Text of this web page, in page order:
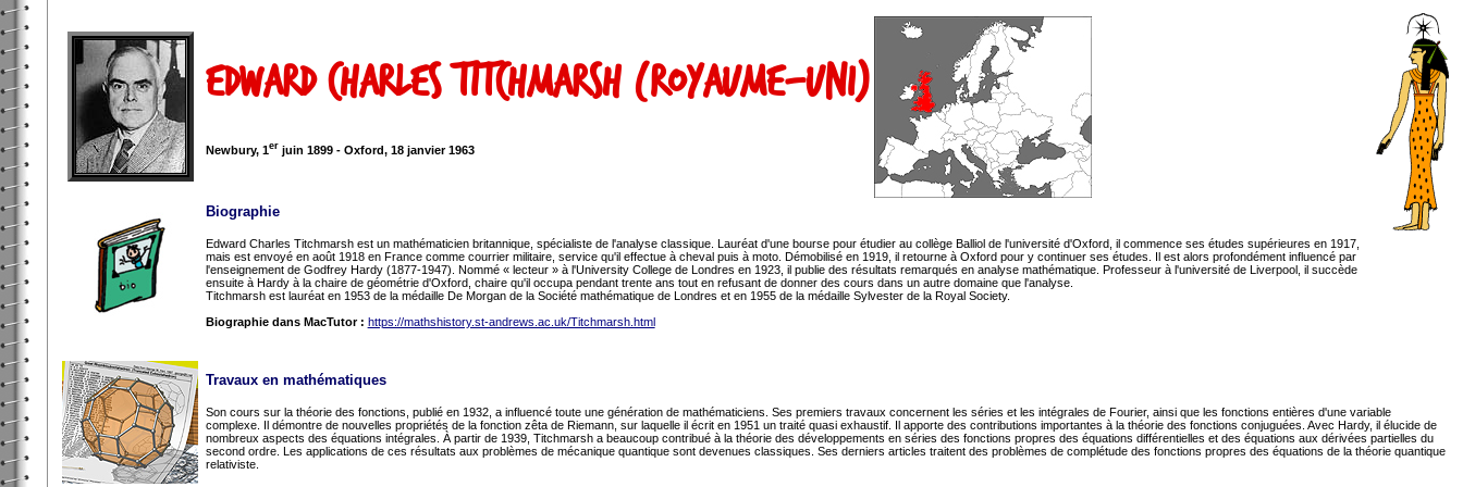
Edward Charles Titchmarsh (Royaume-Uni)
Newbury, 1er juin 1899 - Oxford, 18 janvier 1963
Biographie
Edward Charles Titchmarsh est un mathématicien britannique, spécialiste de l'analyse classique. Lauréat d'une bourse pour étudier au collège Balliol de l'université d'Oxford, il commence ses études supérieures en 1917,
mais est envoyé en août 1918 en France comme courrier militaire, service qu'il effectue à cheval puis à moto. Démobilisé en 1919, il retourne à Oxford pour y continuer ses études. Il est alors profondément influencé par
l'enseignement de Godfrey Hardy (1877-1947). Nommé « lecteur » à l'University College de Londres en 1923, il publie des résultats remarqués en analyse mathématique. Professeur à l'université de Liverpool, il succède
ensuite à Hardy à la chaire de géométrie d'Oxford, chaire qu'il occupa pendant trente ans tout en refusant de donner des cours dans un autre domaine que l'analyse.
Titchmarsh est lauréat en 1953 de la médaille De Morgan de la Société mathématique de Londres et en 1955 de la médaille Sylvester de la Royal Society.
Biographie dans MacTutor : https://mathshistory.st-andrews.ac.uk/Titchmarsh.html
Travaux en mathématiques
Son cours sur la théorie des fonctions, publié en 1932, a influencé toute une génération de mathématiciens. Ses premiers travaux concernent les séries et les intégrales de Fourier, ainsi que les fonctions entières d'une variable
complexe. Il démontre de nouvelles propriétés de la fonction zêta de Riemann, sur laquelle il écrit en 1951 un traité quasi exhaustif. Il apporte des contributions importantes à la théorie des fonctions conjuguées. Avec Hardy, il élucide de
nombreux aspects des équations intégrales. À partir de 1939, Titchmarsh a beaucoup contribué à la théorie des développements en séries des fonctions propres des équations différentielles et des équations aux dérivées partielles du
second ordre. Les applications de ces résultats aux problèmes de mécanique quantique sont devenues classiques. Ses derniers articles traitent des problèmes de complétude des fonctions propres des équations de la théorie quantique
relativiste.